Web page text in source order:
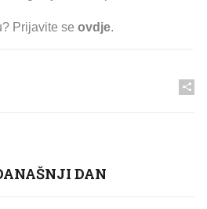
Prijavite se ovdje.
DAN